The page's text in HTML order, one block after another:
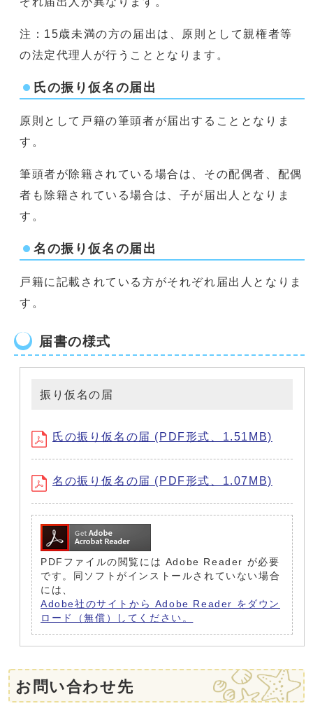
注：15歳未満の方の届出は、原則として親権者等
の法定代理人が行うこととなります。
氏の振り仮名の届出
原則として戸籍の筆頭者が届出することとなりま
す。
筆頭者が除籍されている場合は、その配偶者、配偶
者も除籍されている場合は、子が届出人となりま
す。
名の振り仮名の届出
戸籍に記載されている方がそれぞれ届出人となりま
す。
届書の様式
振り仮名の届
氏の振り仮名の届 (PDF形式、1.51MB)
名の振り仮名の届 (PDF形式、1.07MB)
PDFファイルの閲覧には Adobe Reader が必要
です。同ソフトがインストールされていない場合
には、
Adobe社のサイトから Adobe Reader をダウン
ロード（無償）してください。
お問い合わせ先